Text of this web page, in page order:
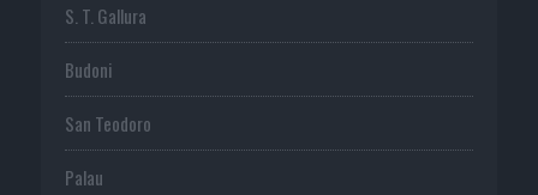
S. T. Gallura
Budoni
San Teodoro
Palau